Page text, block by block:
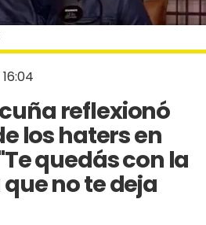
reflexionó
los haters en
quedás con la
no te deja